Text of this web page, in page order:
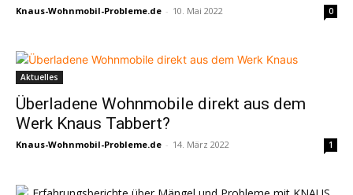
Knaus-Wohnmobil-Probleme.de - 10. Mai 2022 0
Aktuelles
Überladene Wohnmobile direkt aus dem
Werk Knaus Tabbert?
Knaus-Wohnmobil-Probleme.de - 14. März 2022 1